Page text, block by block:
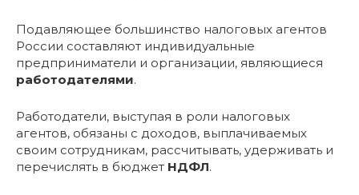
Подавляющее большинство налоговых агентов
России составляют индивидуальные
предприниматели и организации, являющиеся
работодателями.
Работодатели, выступая в роли налоговых
агентов, обязаны с доходов, выплачиваемых
своим сотрудникам, рассчитывать, удерживать и
перечислять в бюджет НДФЛ.